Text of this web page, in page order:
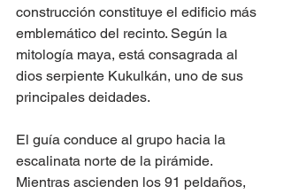
construcción constituye el edificio más
emblemático del recinto. Según la
mitología maya, está consagrada al
dios serpiente Kukulkán, uno de sus
principales deidades.
El guía conduce al grupo hacia la
escalinata norte de la pirámide.
Mientras ascienden los 91 peldaños,